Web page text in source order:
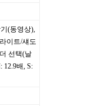
(동영상),
이트/섀도
선택(날
12.9배, S: